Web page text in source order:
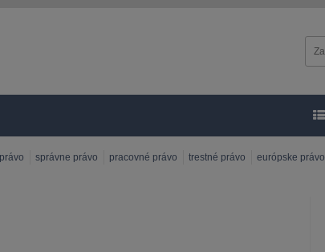
správne právo pracovné právo trestné právo európske právo